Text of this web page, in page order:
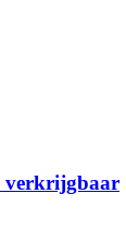
verkrijgbaar